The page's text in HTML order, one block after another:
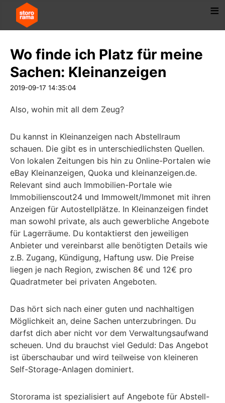
Wo finde ich Platz für meine
Sachen: Kleinanzeigen
2019-09-17 14:35:04
Also, wohin mit all dem Zeug?
Du kannst in Kleinanzeigen nach Abstellraum
schauen. Die gibt es in unterschiedlichsten Quellen.
Von lokalen Zeitungen bis hin zu Online-Portalen wie
eBay Kleinanzeigen, Quoka und kleinanzeigen.de.
Relevant sind auch Immobilien-Portale wie
Immobilienscout24 und Immowelt/Immonet mit ihren
Anzeigen für Autostellplätze. In Kleinanzeigen findet
man sowohl private, als auch gewerbliche Angebote
für Lagerräume. Du kontaktierst den jeweiligen
Anbieter und vereinbarst alle benötigten Details wie
z.B. Zugang, Kündigung, Haftung usw. Die Preise
liegen je nach Region, zwischen 8€ und 12€ pro
Quadratmeter bei privaten Angeboten.
Das hört sich nach einer guten und nachhaltigen
Möglichkeit an, deine Sachen unterzubringen. Du
darfst dich aber nicht vor dem Verwaltungsaufwand
scheuen. Und du brauchst viel Geduld: Das Angebot
ist überschaubar und wird teilweise von kleineren
Self-Storage-Anlagen dominiert.
Stororama ist spezialisiert auf Angebote für Abstell-